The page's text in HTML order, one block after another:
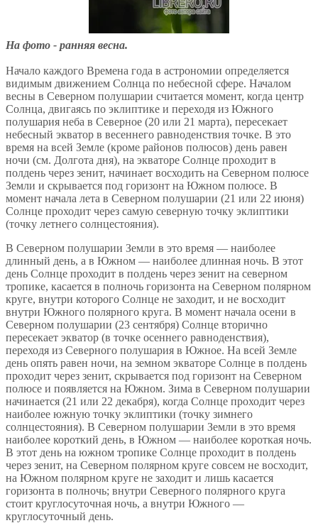
На фото - ранняя весна.
Начало каждого Времена года в астрономии определяется
видимым движением Солнца по небесной сфере. Началом
весны в Северном полушарии считается момент, когда центр
Солнца, двигаясь по эклиптике и переходя из Южного
полушария неба в Северное (20 или 21 марта), пересекает
небесный экватор в весеннего равноденствия точке. В это
время на всей Земле (кроме районов полюсов) день равен
ночи (см. Долгота дня), на экваторе Солнце проходит в
полдень через зенит, начинает восходить на Северном полюсе
Земли и скрывается под горизонт на Южном полюсе. В
момент начала лета в Северном полушарии (21 или 22 июня)
Солнце проходит через самую северную точку эклиптики
(точку летнего солнцестояния).
В Северном полушарии Земли в это время — наиболее
длинный день, а в Южном — наиболее длинная ночь. В этот
день Солнце проходит в полдень через зенит на северном
тропике, касается в полночь горизонта на Северном полярном
круге, внутри которого Солнце не заходит, и не восходит
внутри Южного полярного круга. В момент начала осени в
Северном полушарии (23 сентября) Солнце вторично
пересекает экватор (в точке осеннего равноденствия),
переходя из Северного полушария в Южное. На всей Земле
день опять равен ночи, на земном экваторе Солнце в полдень
проходит через зенит, скрывается под горизонт на Северном
полюсе и появляется на Южном. Зима в Северном полушарии
начинается (21 или 22 декабря), когда Солнце проходит через
наиболее южную точку эклиптики (точку зимнего
солнцестояния). В Северном полушарии Земли в это время
наиболее короткий день, в Южном — наиболее короткая ночь.
В этот день на южном тропике Солнце проходит в полдень
через зенит, на Северном полярном круге совсем не восходит,
на Южном полярном круге не заходит и лишь касается
горизонта в полночь; внутри Северного полярного круга
стоит круглосуточная ночь, а внутри Южного —
круглосуточный день.